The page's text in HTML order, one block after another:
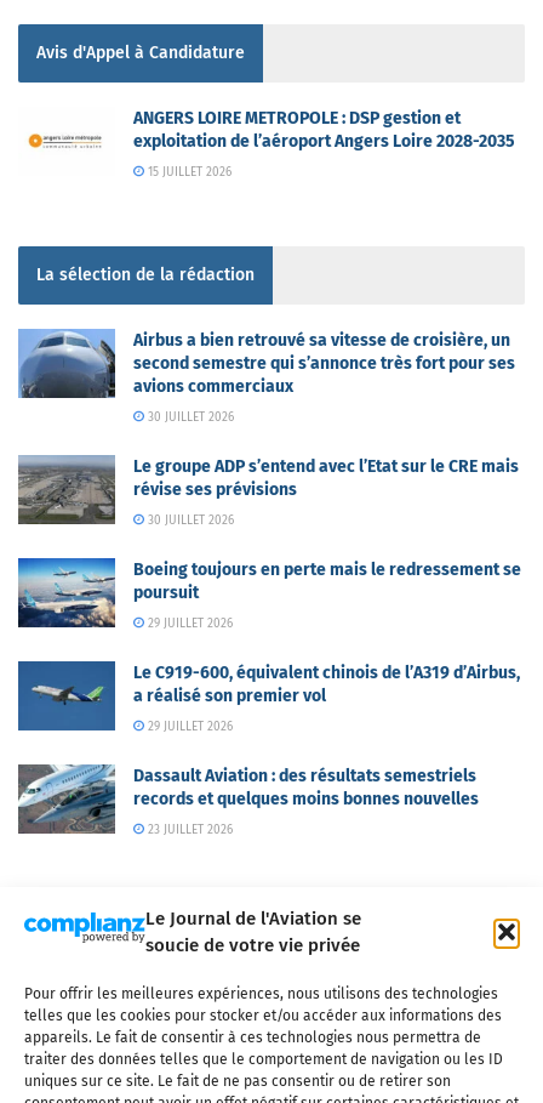
Le Journal de l'Aviation se
soucie de votre vie privée
Pour offrir les meilleures expériences, nous utilisons des technologies
telles que les cookies pour stocker et/ou accéder aux informations des
appareils. Le fait de consentir à ces technologies nous permettra de
traiter des données telles que le comportement de navigation ou les ID
uniques sur ce site. Le fait de ne pas consentir ou de retirer son
Avis d'Appel à Candidature
ANGERS LOIRE METROPOLE : DSP gestion et
exploitation de l’aéroport Angers Loire 2028-2035
15 JUILLET 2026
La sélection de la rédaction
Airbus a bien retrouvé sa vitesse de croisière, un
second semestre qui s’annonce très fort pour ses
avions commerciaux
30 JUILLET 2026
Le groupe ADP s’entend avec l’Etat sur le CRE mais
révise ses prévisions
30 JUILLET 2026
Boeing toujours en perte mais le redressement se
poursuit
29 JUILLET 2026
Le C919-600, équivalent chinois de l’A319 d’Airbus,
a réalisé son premier vol
29 JUILLET 2026
Dassault Aviation : des résultats semestriels
records et quelques moins bonnes nouvelles
23 JUILLET 2026
Qui sommes-nous ? Nous contacter
Partenaires
Mentions légales
CGV Politique de confidentialité Cookies